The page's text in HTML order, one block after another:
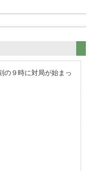
の９時に対局が始まっ